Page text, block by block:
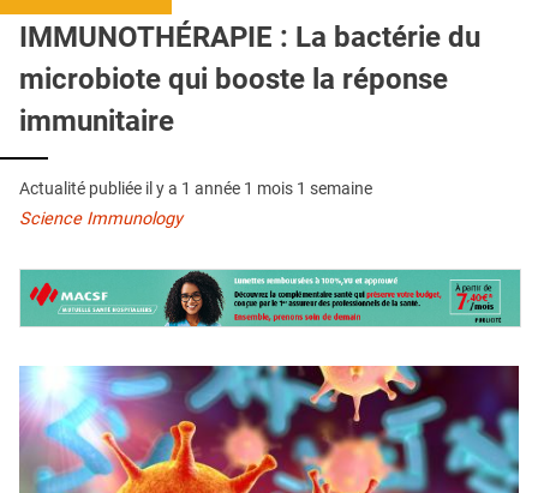
CRÉDITS
IMMUNOTHÉRAPIE : La bactérie du
microbiote qui booste la réponse
immunitaire
Actualité publiée il y a 1 année 1 mois 1 semaine
Science Immunology